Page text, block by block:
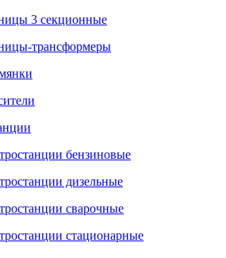
3 секционные
трансформеры
бензиновые
дизельные
сварочные
стационарные